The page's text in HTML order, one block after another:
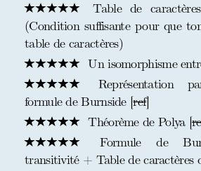
Table de
(Condition suffisante pour que
table de caractères)
Un isomorphisme
Représentation
formule de Burnside [ref]
Théorème de Polya [
Formule de
transitivité + Table de caractères